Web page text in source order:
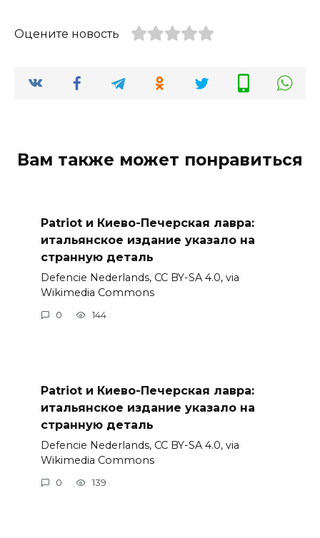
Оцените новость
Вам также может понравиться
Patriot и Киево-Печерская лавра:
итальянское издание указало на
странную деталь
Defencie Nederlands, CC BY-SA 4.0, via
Wikimedia Commons
0 144
Patriot и Киево-Печерская лавра:
итальянское издание указало на
странную деталь
Defencie Nederlands, CC BY-SA 4.0, via
Wikimedia Commons
0 139